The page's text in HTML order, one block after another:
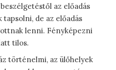
az előadás
de az előadás
lenni. Fényképezni
tilos.
történelmi, az ülőhelyek